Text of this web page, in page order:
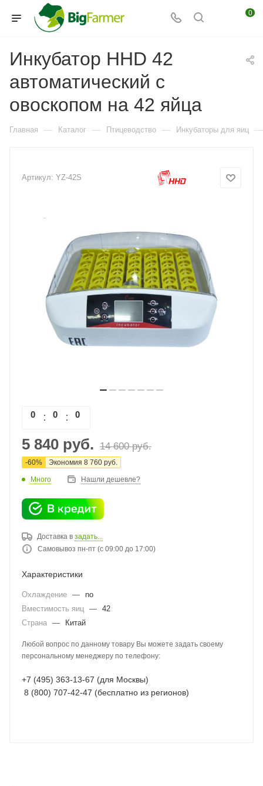
0
Инкубатор HHD 42
автоматический с
овоскопом на 42 яйца
Главная — Каталог — Птицеводство — Инкубаторы для яиц —
Артикул: YZ-42S
0 0 0
5 840 руб. 14 600руб.
-60% Экономия 8 760 руб.
Много Нашли дешевле?
Доставка в задать...
Самовывоз пн-пт (с 09:00 до 17:00)
Характеристики
Охлаждение — no
Вместимость яиц — 42
Страна — Китай
Любой вопрос по данному товару Вы можете задать своему
персональному менеджеру по телефону:
+7 (495) 363-13-67 (для Москвы)
8 (800) 707-42-47 (бесплатно из регионов)